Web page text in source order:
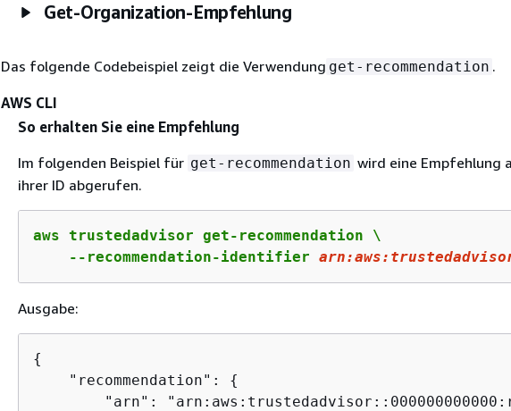
Get-Organization-Empfehlung
Das folgende Codebeispiel zeigt die Verwendung get-recommendation .
AWS CLI
So erhalten Sie eine Empfehlung
Im folgenden Beispiel für get-recommendation wird eine Empfehlung
ihrer ID abgerufen.
aws trustedadvisor get-recommendation \
    --recommendation-identifier
arn
Ausgabe:
{
    "recommendation":
{
"arn":